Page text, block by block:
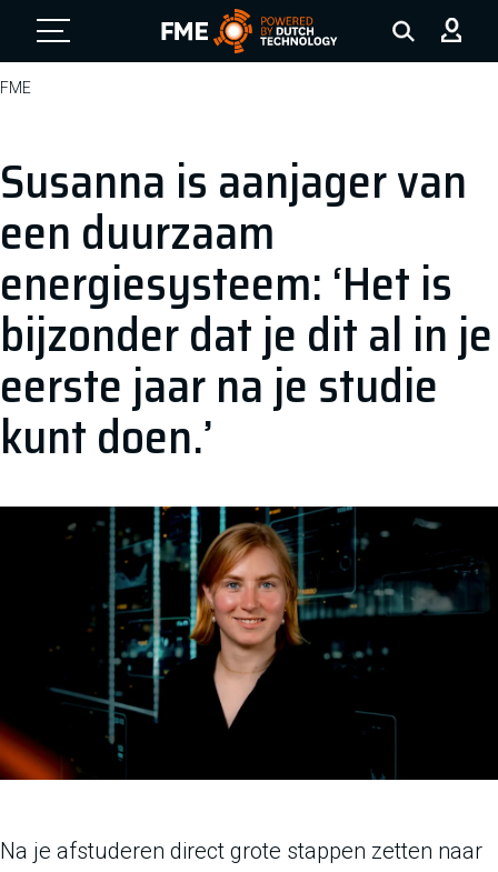
FME Logo, to the homepage
FME
Susanna is aanjager van
een duurzaam
energiesysteem: ‘Het is
bijzonder dat je dit al in je
eerste jaar na je studie
kunt doen.’
Na je afstuderen direct grote stappen zetten naar